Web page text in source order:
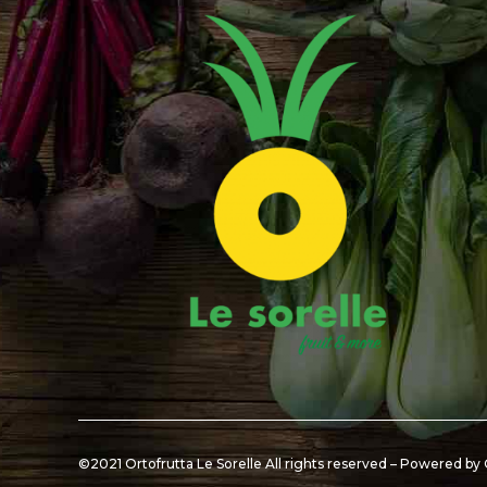
©2021 Ortofrutta Le Sorelle All rights reserved – Powered by